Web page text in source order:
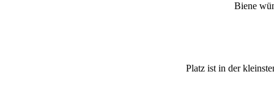
Biene
Platz ist in der